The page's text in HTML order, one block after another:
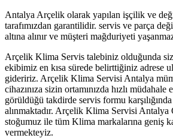
Antalya Arçelik olarak yapılan işçilik ve
tarafımızdan garantilidir. servis ve parça
altına alınır ve müşteri mağduriyeti
Arçelik Klima Servis talebiniz olduğunda
ekibimiz en kısa sürede belirttiğiniz adrese
gideririz. Arçelik Klima Servisi Antalya
cihazınıza sizin ortamınızda hızlı
görüldüğü takdirde servis formu
alınmaktadır. Arçelik Klima Servisi Antalya
stoğumuz ile tüm Klima markalarına geniş
vermekteyiz.